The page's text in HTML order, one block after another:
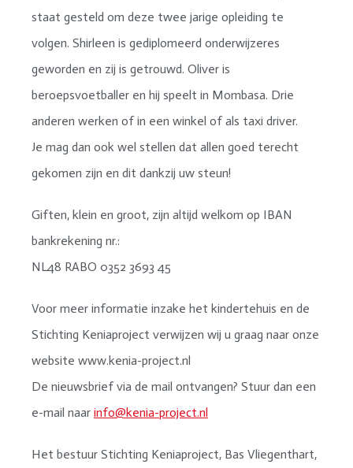
staat gesteld om deze twee jarige opleiding te
volgen. Shirleen is gediplomeerd onderwijzeres
geworden en zij is getrouwd. Oliver is
beroepsvoetballer en hij speelt in Mombasa. Drie
anderen werken of in een winkel of als taxi driver.
Je mag dan ook wel stellen dat allen goed terecht
gekomen zijn en dit dankzij uw steun!
Giften, klein en groot, zijn altijd welkom op IBAN
bankrekening nr.:
NL48 RABO 0352 3693 45
Voor meer informatie inzake het kindertehuis en de
Stichting Keniaproject verwijzen wij u graag naar onze
website www.kenia-project.nl
De nieuwsbrief via de mail ontvangen? Stuur dan een
e-mail naar info@kenia-project.nl
Het bestuur Stichting Keniaproject, Bas Vliegenthart,